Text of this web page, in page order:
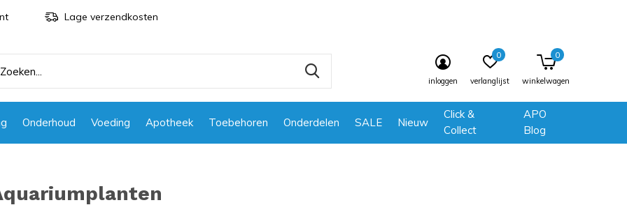
Onderhoud Voeding Apotheek Toebehoren Onderdelen SALE Nieuw
Click &
Collect
APO
Blog
inloggen verlanglijst
0
winkelwagen
0
Lage verzendkosten